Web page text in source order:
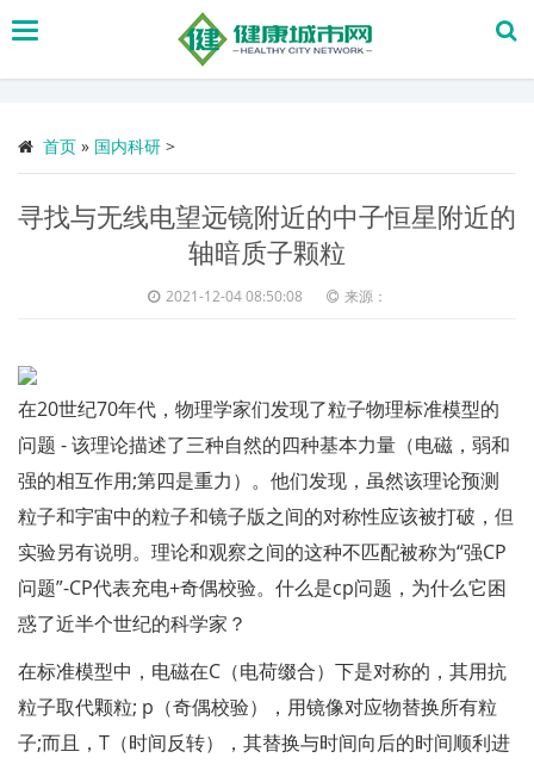
搜
首页 » 国内科研 >
寻找与无线电望远镜附近的中子恒星附近的
轴暗质子颗粒
2021-12-04 08:50:08 来源：
在20世纪70年代，物理学家们发现了粒子物理标准模型的
问题 - 该理论描述了三种自然的四种基本力量（电磁，弱和
强的相互作用;第四是重力）。他们发现，虽然该理论预测
粒子和宇宙中的粒子和镜子版之间的对称性应该被打破，但
实验另有说明。理论和观察之间的这种不匹配被称为“强CP
问题”-CP代表充电+奇偶校验。什么是cp问题，为什么它困
惑了近半个世纪的科学家？
在标准模型中，电磁在C（电荷缀合）下是对称的，其用抗
粒子取代颗粒; p（奇偶校验），用镜像对应物替换所有粒
子;而且，T（时间反转），其替换与时间向后的时间顺利进